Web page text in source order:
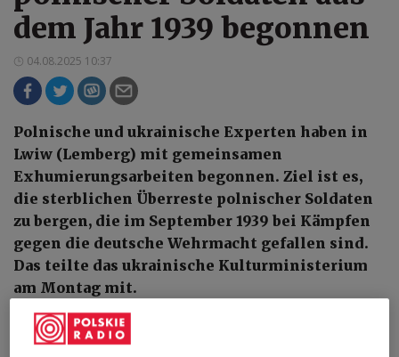
dem Jahr 1939 begonnen
04.08.2025 10:37
Polnische und ukrainische Experten haben in
Lwiw (Lemberg) mit gemeinsamen
Exhumierungsarbeiten begonnen. Ziel ist es,
die sterblichen Überreste polnischer Soldaten
zu bergen, die im September 1939 bei Kämpfen
gegen die deutsche Wehrmacht gefallen sind.
Das teilte das ukrainische Kulturministerium
am Montag mit.